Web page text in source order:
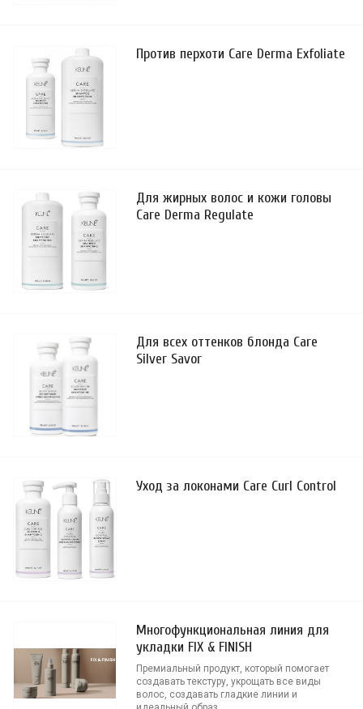
Против перхоти Care Derma Exfoliate
Для жирных волос и кожи головы
Care Derma Regulate
Для всех оттенков блонда Care
Silver Savor
Уход за локонами Care Curl Control
Многофункциональная линия для
укладки FIX & FINISH
Премиальный продукт, который помогает
создавать текстуру, укрощать все виды
волос, создавать гладкие линии и